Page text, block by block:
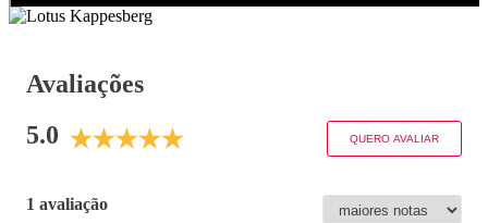
Avaliações
5.0
QUERO AVALIAR
1 avaliação